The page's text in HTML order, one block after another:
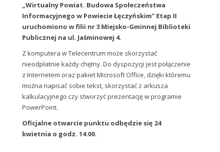
„Wirtualny Powiat. Budowa Społeczeństwa
Informacyjnego w Powiecie Łęczyńskim” Etap II
uruchomiono w filii nr 3 Miejsko-Gminnej Biblioteki
Publicznej na ul. Jaśminowej 4.
Z komputera w Telecentrum może skorzystać
nieodpłatnie każdy chętny. Do dyspozycji jest połączenie
z Internetem oraz pakiet Microsoft Office, dzięki któremu
można napisać sobie tekst, skorzystać z arkusza
kalkulacyjnego czy stworzyć prezentację w programie
PowerPoint.
Oficjalne otwarcie punktu odbędzie się 24
kwietnia o godz. 14.00.